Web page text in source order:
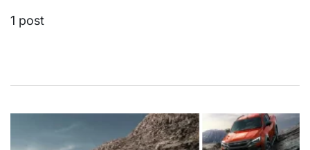
1 post